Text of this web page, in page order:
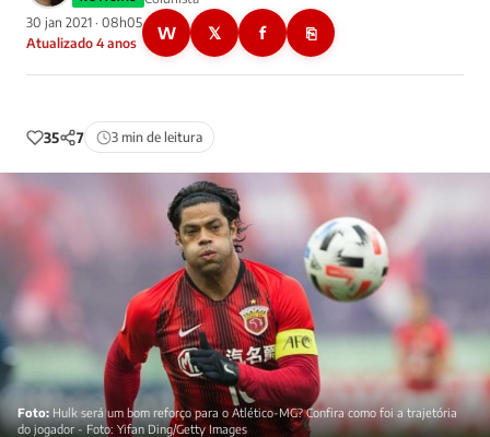
30 jan 2021 · 08h05
Atualizado 4 anos
W 𝕏 f ⎘
35 7 3 min de leitura
Foto: Hulk será um bom reforço para o Atlético-MG? Confira como foi a trajetória
do jogador - Foto: Yifan Ding/Getty Images